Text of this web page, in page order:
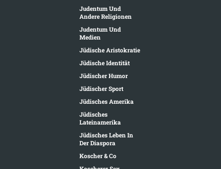
Judentum Und
Andere Religionen
Judentum Und
Medien
Jüdische Aristokratie
Jüdische Identität
Jüdischer Humor
Jüdischer Sport
Jüdisches Amerika
Jüdisches
Lateinamerika
Jüdisches Leben In
Der Diaspora
Koscher & Co